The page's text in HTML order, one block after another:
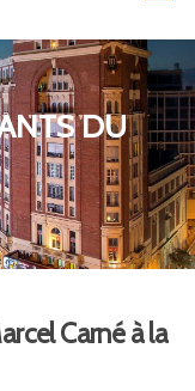
DU
Carné à la